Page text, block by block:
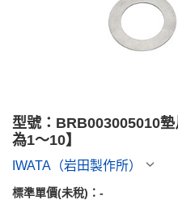
型號：BRB003005010
為1～10】
IWATA（岩田製作所）
標準單價(未稅)： -